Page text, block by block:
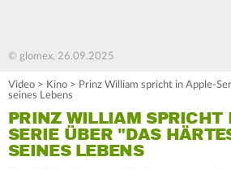
© glomex, 26.09.2025
Video > Kino > Prinz William spricht in Apple-
seines Lebens
PRINZ WILLIAM SPRICHT
SERIE ÜBER "DAS
SEINES LEBENS